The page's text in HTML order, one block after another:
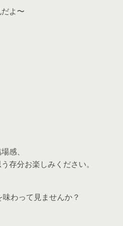
よ〜
感、
存分お楽しみください。
わって見ませんか？